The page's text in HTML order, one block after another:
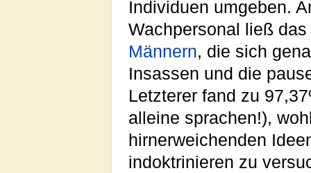
Individuen umgeben.
Wachpersonal ließ
Männern, die sich
Insassen und die
Letzterer fand zu
alleine sprachen!),
hirnerweichenden
indoktrinieren zu